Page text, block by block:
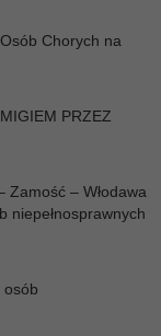
Chorych na
PRZEZ
Zamość – Włodawa
niepełnosprawnych
osób